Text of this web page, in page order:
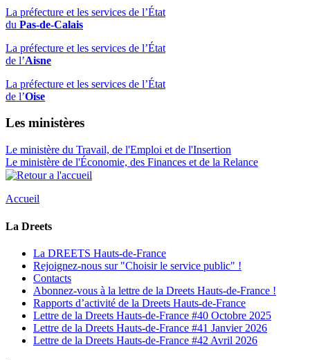
La préfecture et les services de l’État
du Pas-de-Calais
La préfecture et les services de l’État
de l’Aisne
La préfecture et les services de l’État
de l’Oise
Les ministères
Le ministère du Travail, de l'Emploi et de l'Insertion
Le ministère de l'Économie, des Finances et de la Relance
Accueil
La Dreets
La DREETS Hauts-de-France
Rejoignez-nous sur "Choisir le service public" !
Contacts
Abonnez-vous à la lettre de la Dreets Hauts-de-France !
Rapports d’activité de la Dreets Hauts-de-France
Lettre de la Dreets Hauts-de-France #40 Octobre 2025
Lettre de la Dreets Hauts-de-France #41 Janvier 2026
Lettre de la Dreets Hauts-de-France #42 Avril 2026